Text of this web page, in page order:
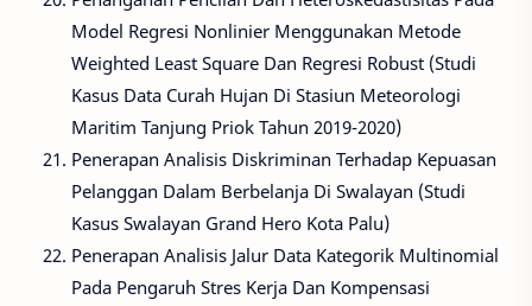
Model Regresi Nonlinier Menggunakan Metode
Weighted Least Square Dan Regresi Robust (Studi
Kasus Data Curah Hujan Di Stasiun Meteorologi
Maritim Tanjung Priok Tahun 2019-2020)
Penerapan Analisis Diskriminan Terhadap Kepuasan
Pelanggan Dalam Berbelanja Di Swalayan (Studi
Kasus Swalayan Grand Hero Kota Palu)
Penerapan Analisis Jalur Data Kategorik Multinomial
Pada Pengaruh Stres Kerja Dan Kompensasi